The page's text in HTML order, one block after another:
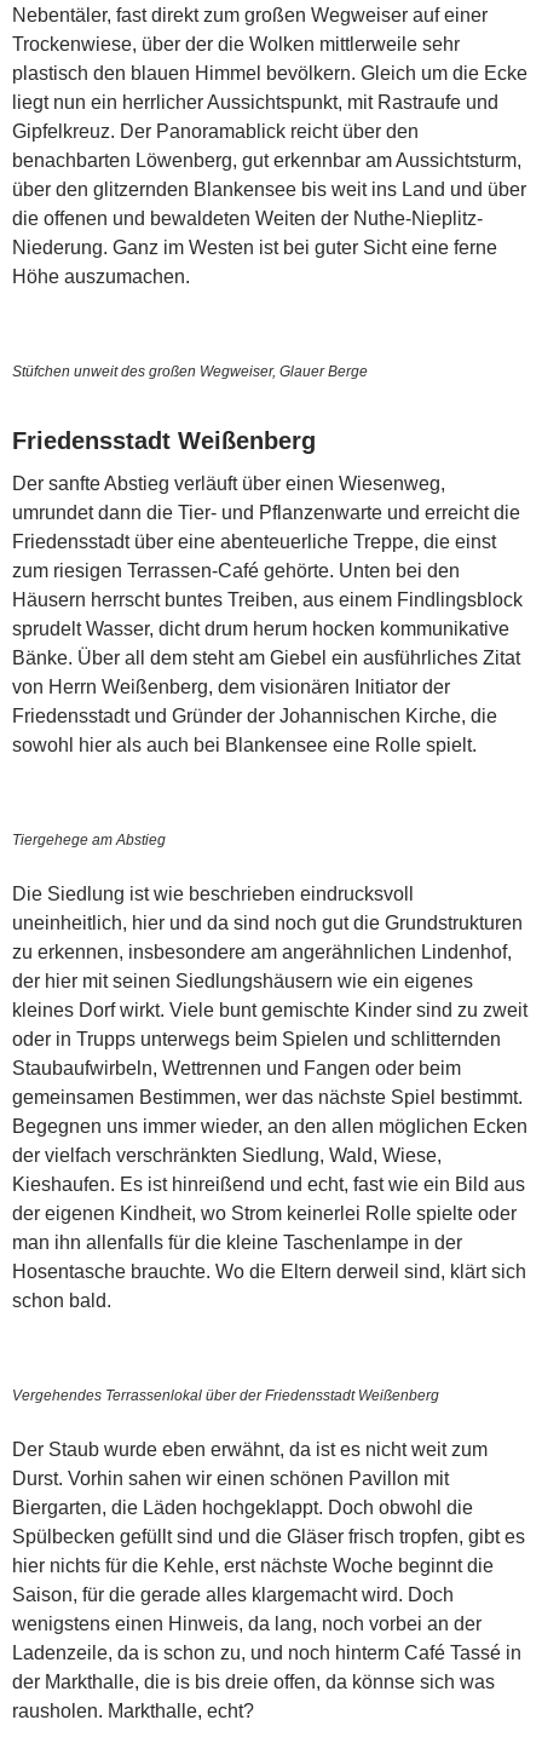
Nebentäler, fast direkt zum großen Wegweiser auf einer
Trockenwiese, über der die Wolken mittlerweile sehr
plastisch den blauen Himmel bevölkern. Gleich um die Ecke
liegt nun ein herrlicher Aussichtspunkt, mit Rastraufe und
Gipfelkreuz. Der Panoramablick reicht über den
benachbarten Löwenberg, gut erkennbar am Aussichtsturm,
über den glitzernden Blankensee bis weit ins Land und über
die offenen und bewaldeten Weiten der Nuthe-Nieplitz-
Niederung. Ganz im Westen ist bei guter Sicht eine ferne
Höhe auszumachen.
Stüfchen unweit des großen Wegweiser, Glauer Berge
Friedensstadt Weißenberg
Der sanfte Abstieg verläuft über einen Wiesenweg,
umrundet dann die Tier- und Pflanzenwarte und erreicht die
Friedensstadt über eine abenteuerliche Treppe, die einst
zum riesigen Terrassen-Café gehörte. Unten bei den
Häusern herrscht buntes Treiben, aus einem Findlingsblock
sprudelt Wasser, dicht drum herum hocken kommunikative
Bänke. Über all dem steht am Giebel ein ausführliches Zitat
von Herrn Weißenberg, dem visionären Initiator der
Friedensstadt und Gründer der Johannischen Kirche, die
sowohl hier als auch bei Blankensee eine Rolle spielt.
Tiergehege am Abstieg
Die Siedlung ist wie beschrieben eindrucksvoll
uneinheitlich, hier und da sind noch gut die Grundstrukturen
zu erkennen, insbesondere am angerähnlichen Lindenhof,
der hier mit seinen Siedlungshäusern wie ein eigenes
kleines Dorf wirkt. Viele bunt gemischte Kinder sind zu zweit
oder in Trupps unterwegs beim Spielen und schlitternden
Staubaufwirbeln, Wettrennen und Fangen oder beim
gemeinsamen Bestimmen, wer das nächste Spiel bestimmt.
Begegnen uns immer wieder, an den allen möglichen Ecken
der vielfach verschränkten Siedlung, Wald, Wiese,
Kieshaufen. Es ist hinreißend und echt, fast wie ein Bild aus
der eigenen Kindheit, wo Strom keinerlei Rolle spielte oder
man ihn allenfalls für die kleine Taschenlampe in der
Hosentasche brauchte. Wo die Eltern derweil sind, klärt sich
schon bald.
Vergehendes Terrassenlokal über der Friedensstadt Weißenberg
Der Staub wurde eben erwähnt, da ist es nicht weit zum
Durst. Vorhin sahen wir einen schönen Pavillon mit
Biergarten, die Läden hochgeklappt. Doch obwohl die
Spülbecken gefüllt sind und die Gläser frisch tropfen, gibt es
hier nichts für die Kehle, erst nächste Woche beginnt die
Saison, für die gerade alles klargemacht wird. Doch
wenigstens einen Hinweis, da lang, noch vorbei an der
Ladenzeile, da is schon zu, und noch hinterm Café Tassé in
der Markthalle, die is bis dreie offen, da könnse sich was
rausholen. Markthalle, echt?